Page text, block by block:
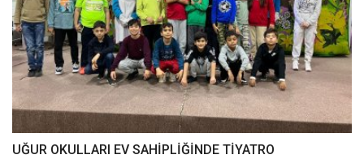
UĞUR OKULLARI EV SAHİPLİĞİNDE TİYATRO